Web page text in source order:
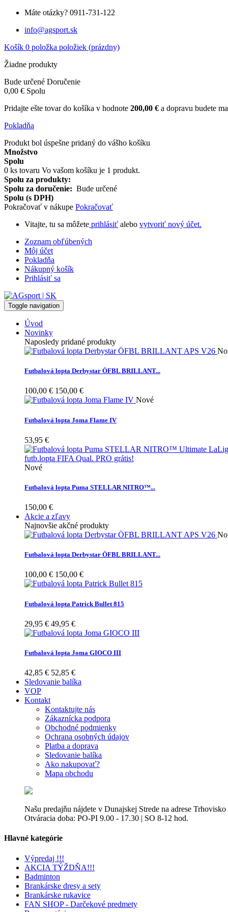
Máte otázky? 0911-731-122
info@agsport.sk
Košík 0 položka položiek (prázdny)
Žiadne produkty
Bude určené Doručenie
0,00 € Spolu
Pridajte ešte tovar do košíka v hodnote 200,00 € a dopravu budete
Pokladňa
Produkt bol úspešne pridaný do vášho košíku
Množstvo
Spolu
0 ks tovaru Vo vašom košíku je 1 produkt.
Spolu za produkty:
Spolu za doručenie: Bude určené
Spolu (s DPH)
Pokračovať v nákupe Pokračovať
Vitajte, tu sa môžete prihlásiť alebo vytvoriť nový účet.
Zoznam obľúbených
Môj účet
Pokladňa
Nákupný košík
Prihlásiť sa
Toggle navigation
Úvod
Novinky
Naposledy pridané produkty
Futbalová lopta Derbystar ÖFBL BRILLANT...
100,00 € 150,00 €
Nové
Futbalová lopta Joma Flame IV
53,95 €
Nové
Futbalová lopta Puma STELLAR NITRO™...
150,00 €
Akcie a zľavy
Najnovšie akčné produkty
Futbalová lopta Derbystar ÖFBL BRILLANT...
100,00 € 150,00 €
Futbalová lopta Patrick Bullet 815
29,95 € 49,95 €
Futbalová lopta Joma GIOCO III
42,85 € 52,85 €
Sledovanie balíka
VOP
Kontakt
Kontaktujte nás
Zákaznícka podpora
Obchodné podmienky
Ochrana osobných údajov
Platba a doprava
Sledovanie balíka
Ako nakupovať?
Mapa obchodu
Našu predajňu nájdete v Dunajskej Strede na adrese Trhovisko
Otváracia doba: PO-PI 9.00 - 17.30 | SO 8-12 hod.
Hlavné kategórie
Výpredaj !!!
AKCIA TÝŽDŇA!!!
Badminton
Brankárske dresy a sety
Brankárske rukavice
FAN SHOP - Darčekové predmety